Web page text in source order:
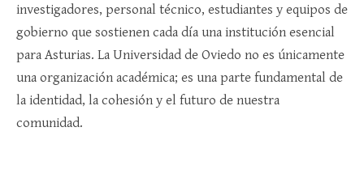
investigadores, personal técnico, estudiantes y equipos de
gobierno que sostienen cada día una institución esencial
para Asturias. La Universidad de Oviedo no es únicamente
una organización académica; es una parte fundamental de
la identidad, la cohesión y el futuro de nuestra
comunidad.